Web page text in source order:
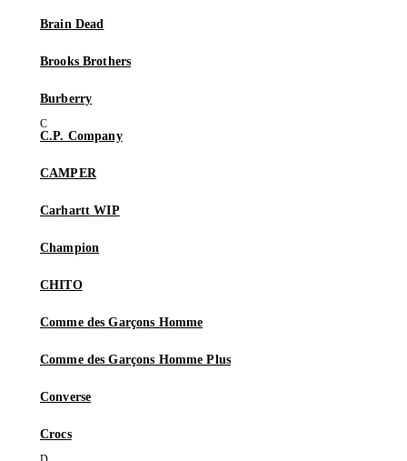
Brain Dead
Brooks Brothers
Burberry
C.P. Company
CAMPER
Carhartt WIP
Champion
CHITO
Comme des Garçons Homme
Comme des Garçons Homme Plus
Converse
Crocs